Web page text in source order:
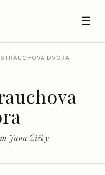
☰
DVORA
Jana Žižky